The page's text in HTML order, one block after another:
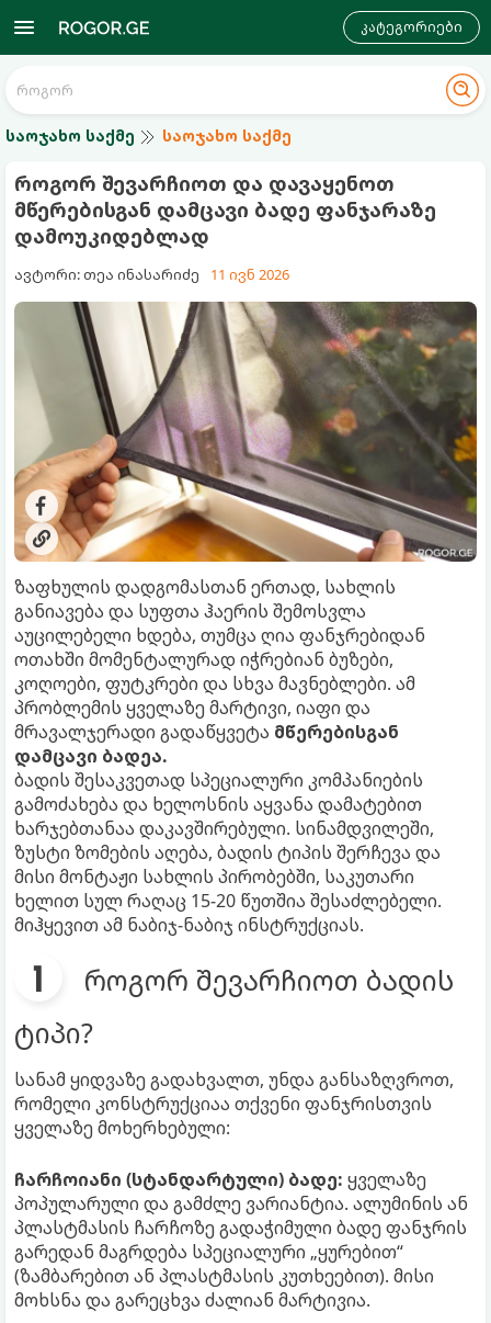
კატეგორიები
საოჯახო საქმე საოჯახო საქმე
როგორ შევარჩიოთ და დავაყენოთ
მწერებისგან დამცავი ბადე ფანჯარაზე
დამოუკიდებლად
ავტორი: თეა ინასარიძე 11 ივნ 2026
ზაფხულის დადგომასთან ერთად, სახლის
განიავება და სუფთა ჰაერის შემოსვლა
აუცილებელი ხდება, თუმცა ღია ფანჯრებიდან
ოთახში მომენტალურად იჭრებიან ბუზები,
კოღოები, ფუტკრები და სხვა მავნებლები. ამ
პრობლემის ყველაზე მარტივი, იაფი და
მრავალჯერადი გადაწყვეტა მწერებისგან
დამცავი ბადეა.
ბადის შესაკვეთად სპეციალური კომპანიების
გამოძახება და ხელოსნის აყვანა დამატებით
ხარჯებთანაა დაკავშირებული. სინამდვილეში,
ზუსტი ზომების აღება, ბადის ტიპის შერჩევა და
მისი მონტაჟი სახლის პირობებში, საკუთარი
ხელით სულ რაღაც 15-20 წუთშია შესაძლებელი.
მიჰყევით ამ ნაბიჯ-ნაბიჯ ინსტრუქციას.
როგორ შევარჩიოთ ბადის
ტიპი?
სანამ ყიდვაზე გადახვალთ, უნდა განსაზღვროთ,
რომელი კონსტრუქციაა თქვენი ფანჯრისთვის
ყველაზე მოხერხებული:
ჩარჩოიანი (სტანდარტული) ბადე: ყველაზე
პოპულარული და გამძლე ვარიანტია. ალუმინის ან
პლასტმასის ჩარჩოზე გადაჭიმული ბადე ფანჯრის
გარედან მაგრდება სპეციალური „ყურებით“
(ზამბარებით ან პლასტმასის კუთხეებით). მისი
მოხსნა და გარეცხვა ძალიან მარტივია.